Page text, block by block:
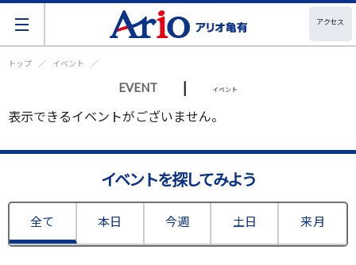
アクセス
トップ イベント
EVENT | イベント
表示できるイベントがございません。
イベントを探してみよう
全て 本日 今週 土日 来月